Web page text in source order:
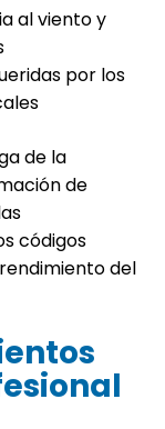
al viento y
por los
de la
de
códigos
del